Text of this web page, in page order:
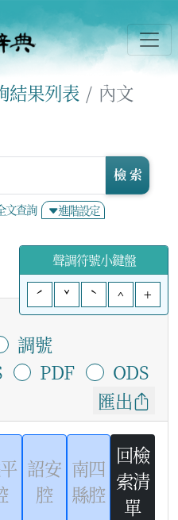
結果列表 內文
文查詢 進階設定
檢 索
聲調符號小鍵盤
ˊ
ˇ ˋ ^ +
調號
PDF
ODS
匯出
詔安
腔
南四
縣腔
回檢
索清
單